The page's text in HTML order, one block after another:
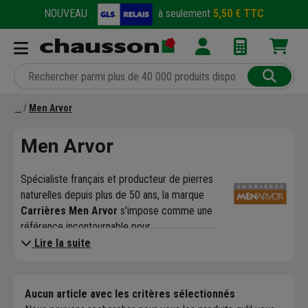
NOUVEAU : à seulement 5,50 € TTC
Men Arvor
Men Arvor
Spécialiste français et producteur de pierres
naturelles depuis plus de 50 ans, la marque
Carrières Men Arvor s'impose comme une
référence incontournable pour
l'aménagement et la décoration des
l'entreprise conçoit desrevêtements
Lire la suite
Aucun article avec les critères sélectionnés